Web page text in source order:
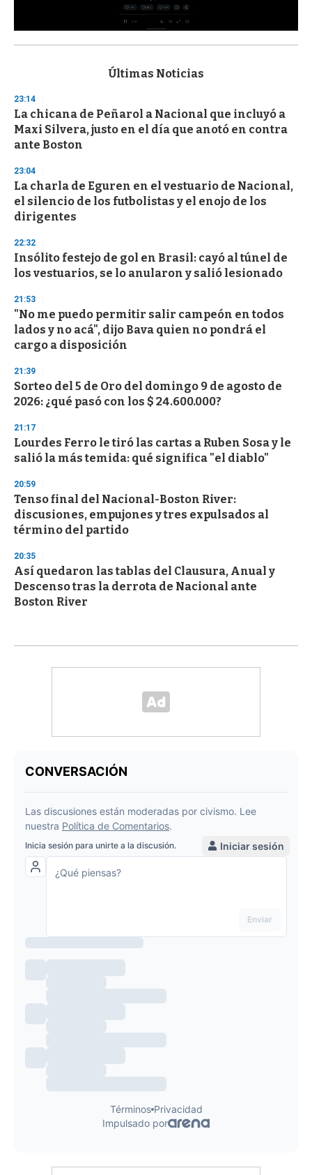
s
d
s
o
f
3
s
e
c
o
n
Últimas Noticias
23:14
La chicana de Peñarol a Nacional que incluyó a
Maxi Silvera, justo en el día que anotó en contra
ante Boston
23:04
La charla de Eguren en el vestuario de Nacional,
el silencio de los futbolistas y el enojo de los
dirigentes
22:32
Insólito festejo de gol en Brasil: cayó al túnel de
los vestuarios, se lo anularon y salió lesionado
21:53
"No me puedo permitir salir campeón en todos
lados y no acá", dijo Bava quien no pondrá el
cargo a disposición
21:39
Sorteo del 5 de Oro del domingo 9 de agosto de
2026: ¿qué pasó con los $ 24.600.000?
21:17
Lourdes Ferro le tiró las cartas a Ruben Sosa y le
salió la más temida: qué significa "el diablo"
20:59
Tenso final del Nacional-Boston River:
discusiones, empujones y tres expulsados al
término del partido
20:35
Así quedaron las tablas del Clausura, Anual y
Descenso tras la derrota de Nacional ante
Boston River